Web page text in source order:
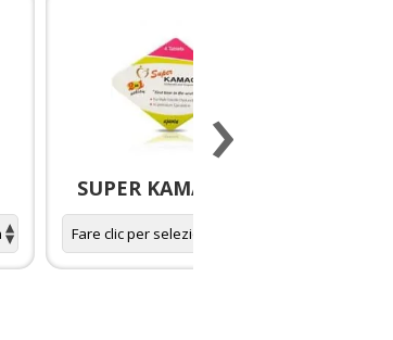
SUPER KAMAGRA pillole
›